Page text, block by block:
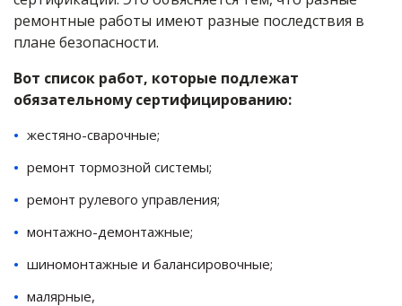
ремонтные работы имеют разные последствия в
плане безопасности.
Вот список работ, которые подлежат
обязательному сертифицированию:
жестяно-сварочные;
ремонт тормозной системы;
ремонт рулевого управления;
монтажно-демонтажные;
шиномонтажные и балансировочные;
малярные,